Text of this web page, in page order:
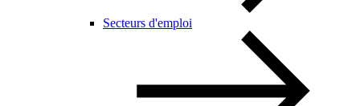
Secteurs d'emploi